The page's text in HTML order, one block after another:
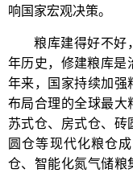
响国家宏观决策。
粮库建得好不好
年历史，修建粮库是
年来，国家持续加强
布局合理的全球最
苏式仓、房式仓、
圆仓等现代化粮仓
仓、智能化氮气储粮